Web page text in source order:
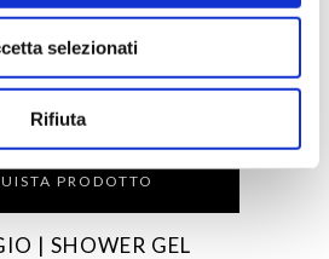
selezionati
Rifiuta
PRODOTTO
| SHOWER GEL